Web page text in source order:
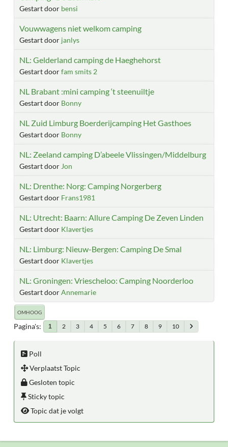
Gestart door bensi
Vouwwagens niet welkom camping
Gestart door janlys
NL: Gelderland camping de Haeghehorst
Gestart doorfam smits 2
NL Brabant :mini camping ‘t steenuiltje
Gestart door Bonny
NL Zuid Limburg Boerderijcamping Het Gasthoes
Gestart door Bonny
NL: Zeeland camping D’abeele Vlissingen/Middelburg
Gestart door Jon
NL: Drenthe: Norg: Camping Norgerberg
Gestart door Frans1981
NL: Utrecht: Baarn: Allure Camping De Zeven Linden
Gestart door Klavertjes
NL: Limburg: Nieuw-Bergen: Camping De Smal
Gestart door Klavertjes
NL: Groningen: Vriescheloo: Camping Noorderloo
Gestart doorAnnemarie
OMHOOG
Pagina's 1 2 3 4 5 6 7 8 9 10
Poll
Verplaatst Topic
Gesloten topic
Sticky topic
Topic dat je volgt